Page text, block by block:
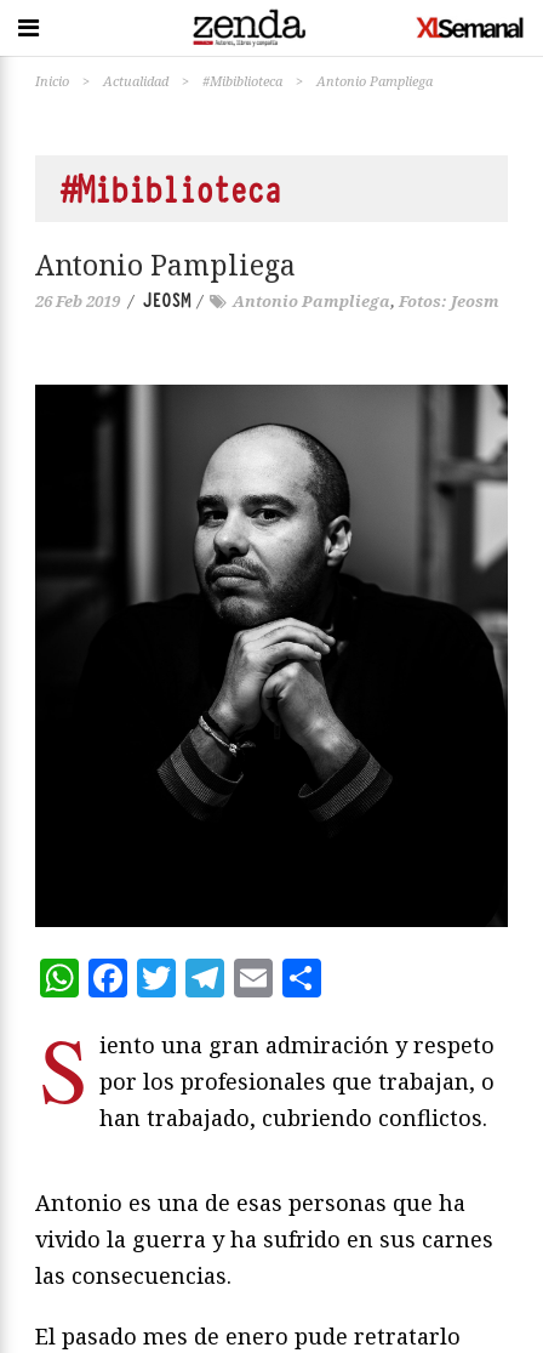
Inicio > Actualidad > #Mibiblioteca > Antonio Pampliega
#Mibiblioteca
Antonio Pampliega
26 Feb 2019 / JEOSM/ Antonio Pampliega, Fotos: Jeosm
WhatsApp
Facebook
Twitter
Telegram
Email
S iento una gran admiración y respeto
por los profesionales que trabajan, o
han trabajado, cubriendo conflictos.
Antonio es una de esas personas que ha
vivido la guerra y ha sufrido en sus carnes
las consecuencias.
El pasado mes de enero pude retratarlo